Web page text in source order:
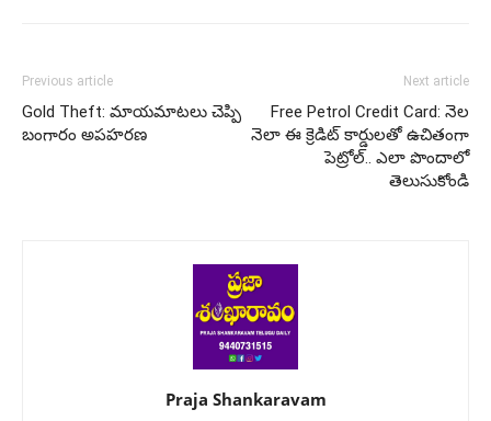
Previous article
Gold Theft: మాయమాటలు చెప్పి
బంగారం అపహరణ
Next article
Free Petrol Credit Card: నెల
నెలా ఈ క్రెడిట్ కార్డులతో ఉచితంగా
పెట్రోల్.. ఎలా పొందాలో
తెలుసుకోండి
Praja Shankaravam